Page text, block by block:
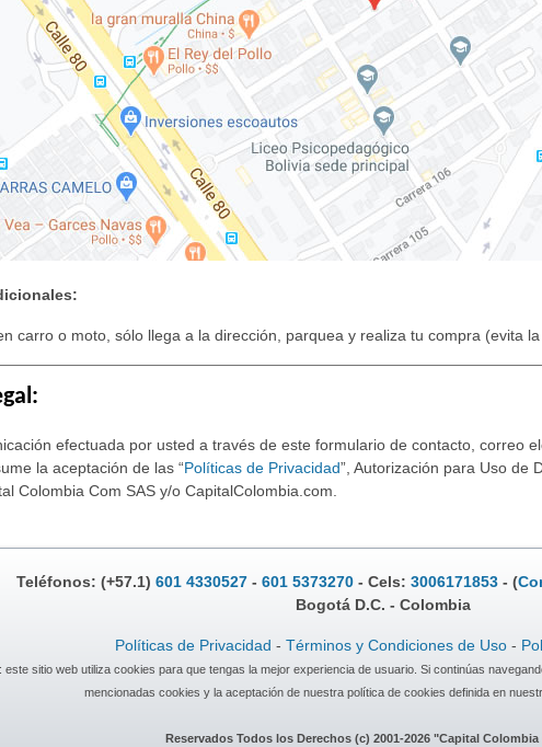
carro o moto, sólo llega a la dirección, parquea y realiza tu compra (evita
efectuada por usted a través de este formulario de contacto, correo
la aceptación de las “Políticas de Privacidad”, Autorización para Uso de
Colombia Com SAS y/o CapitalColombia.com.
Teléfonos: (+57.1) 601 4330527 - 601 5373270 - Cels: 3006171853 - (
Bogotá D.C. - Colombia
Políticas de Privacidad - Términos y Condiciones de Uso-
este sitio web utiliza cookies para que tengas la mejor experiencia de usuario. Si continúas
mencionadas cookies y la aceptación de nuestra política de cookies definida en
Reservados Todos los Derechos (c) 2001-2026 "Capital Colombia